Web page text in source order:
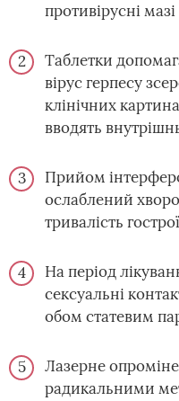
противірусні
Таблетки
вірус герпесу
клінічних
вводять
Прийом
ослаблений
тривалість
На період
сексуальні
обом статевим
Лазерне
радикальними